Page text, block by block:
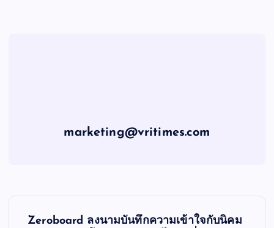
marketing@vritimes.com
Zeroboard ลงนามบันทึกความเข้าใจกับนิคม